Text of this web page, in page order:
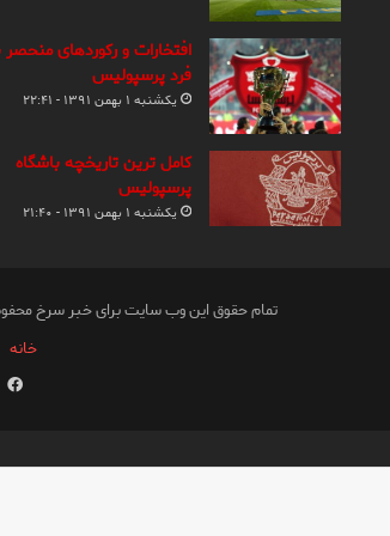
افتخارات و رکوردهای منحصر
فرد پرسپولیس
یکشنبه ۱ بهمن ۱۳۹۱ - ۲۲:۴۱
کامل ترین تاریخچه باشگاه
پرسپولیس
یکشنبه ۱ بهمن ۱۳۹۱ - ۲۱:۴۰
تمام حقوق این وب سایت برای خبر سرخ
خانه